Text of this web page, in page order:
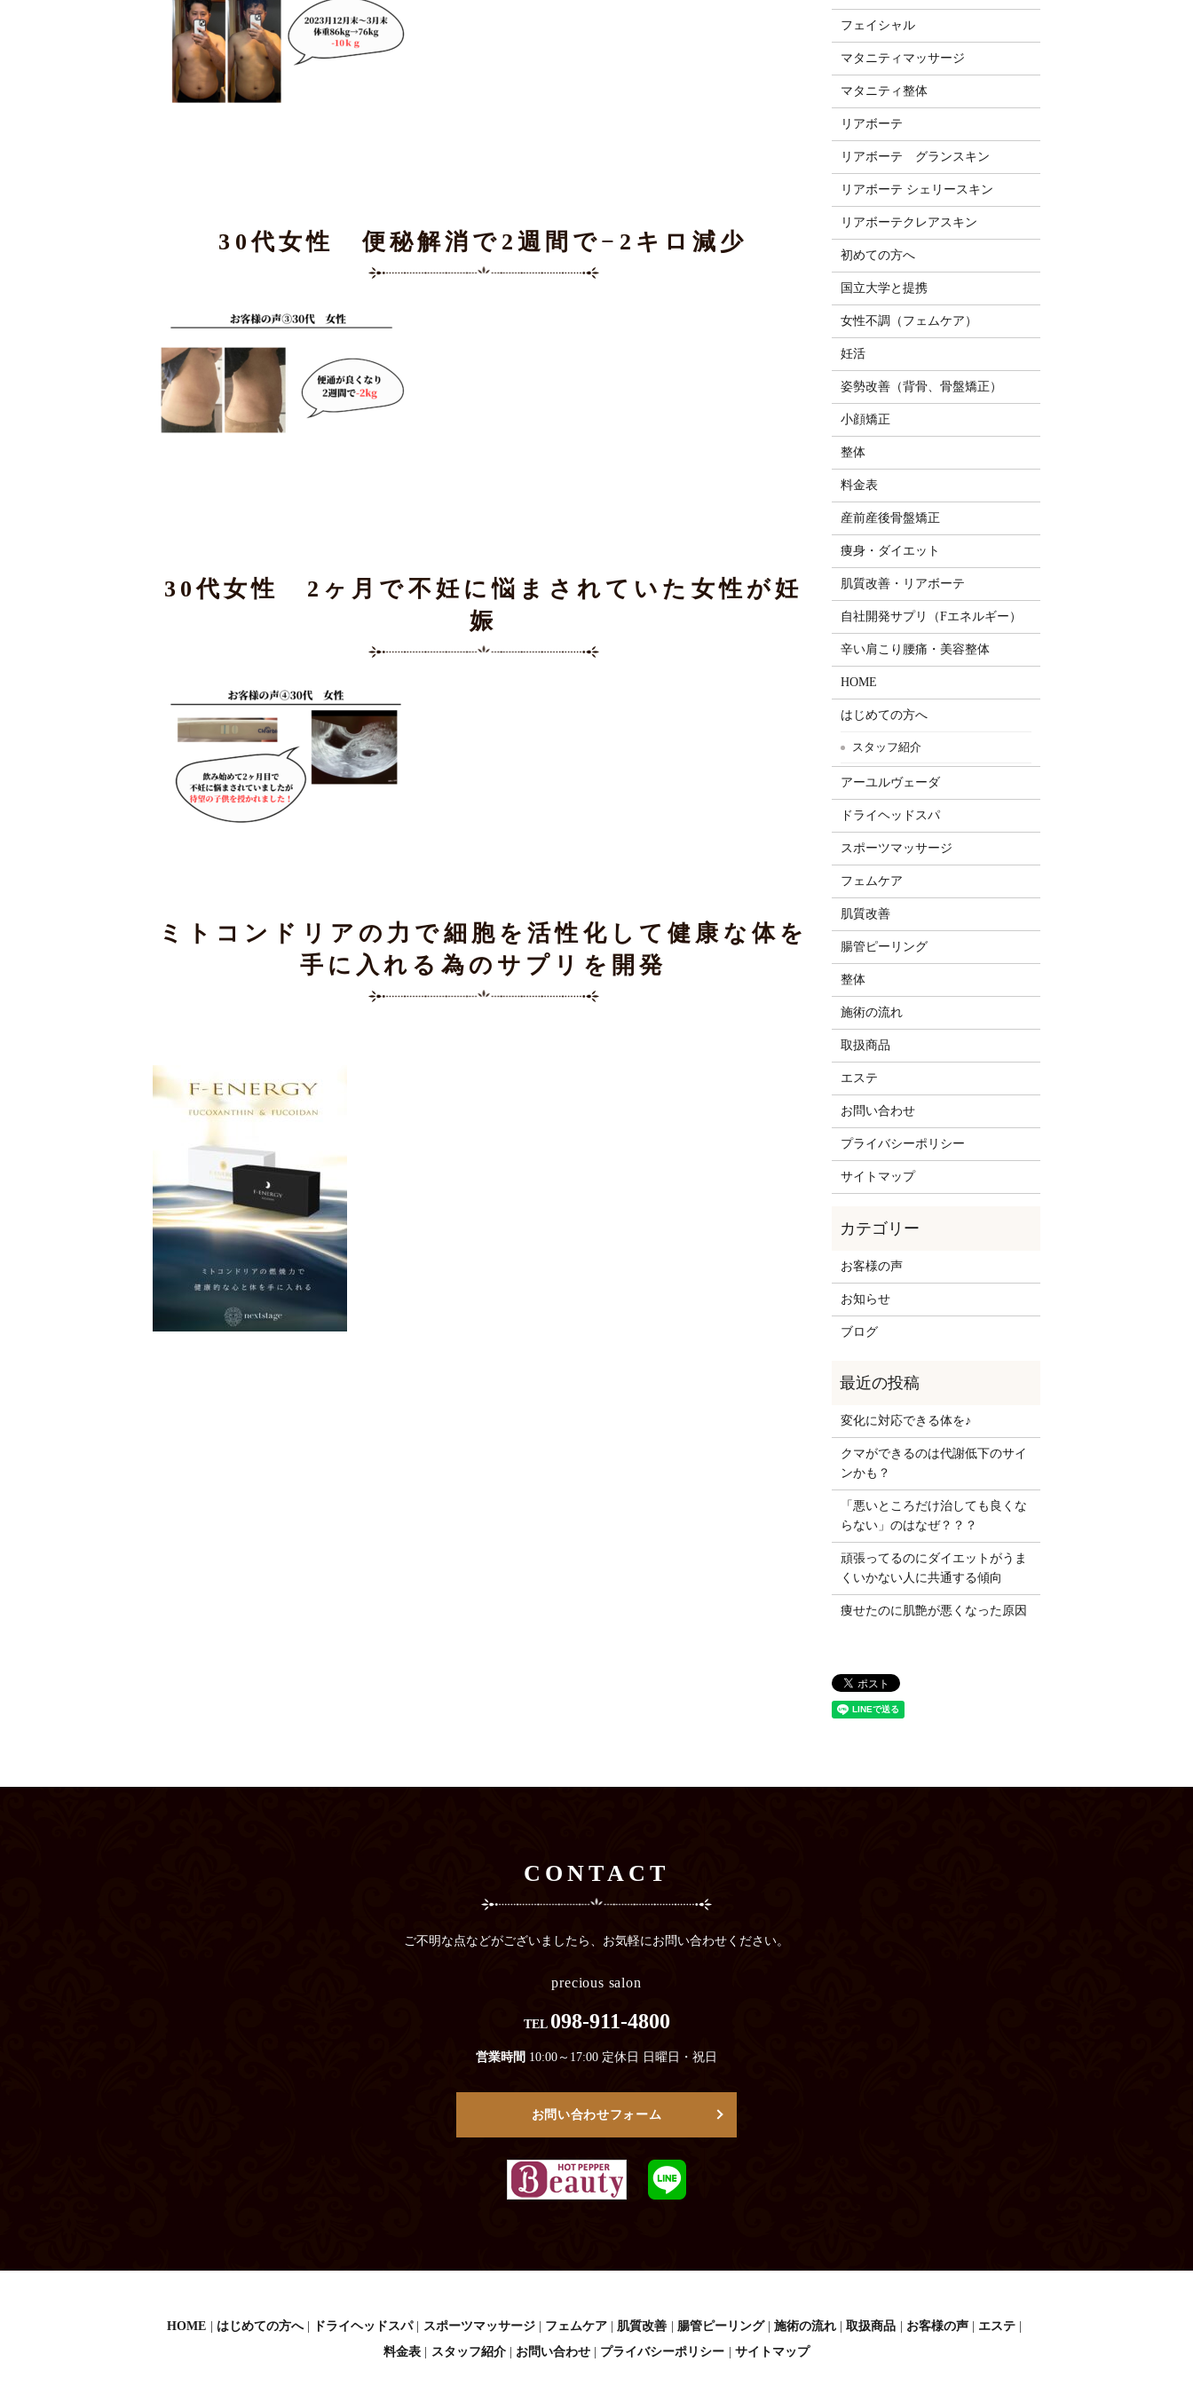
30代女性 便秘解消で2週間で−2キロ減少
30代女性 2ヶ月で不妊に悩まされていた女性が妊
娠
ミトコンドリアの力で細胞を活性化して健康な体を
手に入れる為のサプリを開発
フェイシャル
マタニティマッサージ
マタニティ整体
リアボーテ
リアボーテ グランスキン
リアボーテ シェリースキン
リアボーテクレアスキン
初めての方へ
国立大学と提携
女性不調（フェムケア）
妊活
姿勢改善（背骨、骨盤矯正）
小顔矯正
整体
料金表
産前産後骨盤矯正
痩身・ダイエット
肌質改善・リアボーテ
自社開発サプリ（Fエネルギー）
辛い肩こり腰痛・美容整体
HOME
はじめての方へ
スタッフ紹介
アーユルヴェーダ
ドライヘッドスパ
スポーツマッサージ
フェムケア
肌質改善
腸管ピーリング
整体
施術の流れ
取扱商品
エステ
お問い合わせ
プライバシーポリシー
サイトマップ
お客様の声
お知らせ
ブログ
変化に対応できる体を♪
クマができるのは代謝低下のサイ
ンかも？
「悪いところだけ治しても良くな
らない」のはなぜ？？？
頑張ってるのにダイエットがうま
くいかない人に共通する傾向
痩せたのに肌艶が悪くなった原因
CONTACT
ご不明な点などがございましたら、 お気軽にお問い合わせください。
precious salon
TEL 098-911-4800
営業時間 10:00～17:00 定休日 日曜日・祝日
お問い合わせフォーム
HOME はじめての方へ ドライヘッドスパ スポーツマッサージ フェムケア 肌質改善 腸管ピーリング 施術の流れ 取扱商品 お客様の声
エステ
料金表
スタッフ紹介 お問い合わせ プライバシーポリシー サイトマップ